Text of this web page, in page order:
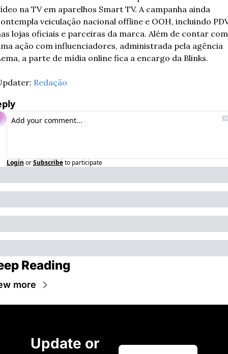
na TV em aparelhos Smart TV. A campanha ainda
veiculação nacional offline e OOH, incluindo
lojas oficiais e parceiras da marca. Além de contar com
ação com influenciadores, administrada pela agência
a parte de mídia online fica a encargo da Blinks.
Redação
Login or Subscribe to participate
Reading
more
Update or